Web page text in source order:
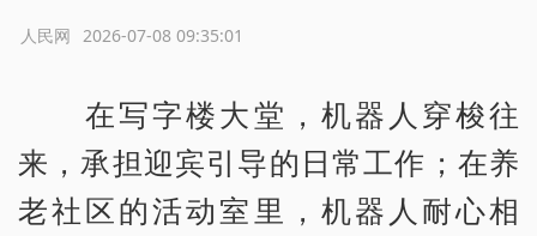
2026-07-08 09:35:01
人民网
在写字楼大堂，机器人穿梭往
来，承担迎宾引导的日常工作；在养
老社区的活动室里，机器人耐心相